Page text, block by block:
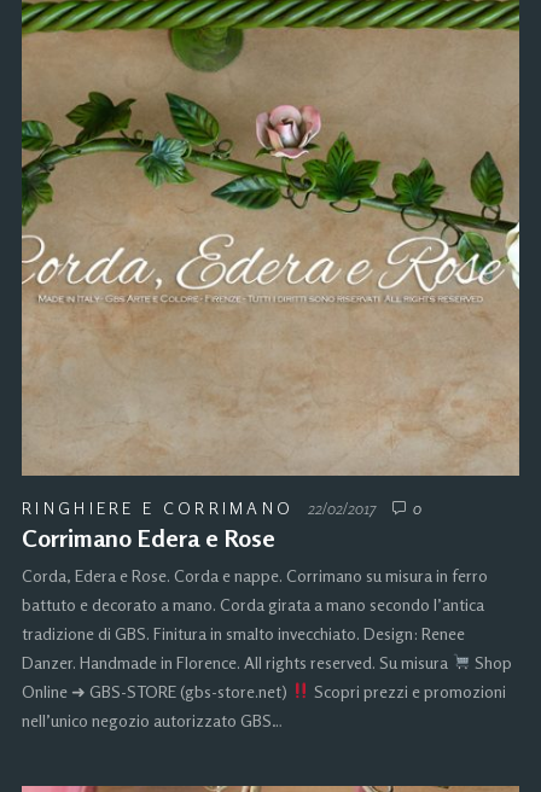
RINGHIERE E CORRIMANO 22/02/2017 0
Corrimano Edera e Rose
Corda, Edera e Rose. Corda e nappe. Corrimano su misura in ferro
battuto e decorato a mano. Corda girata a mano secondo l’antica
tradizione di GBS. Finitura in smalto invecchiato. Design: Renee
Danzer. Handmade in Florence. All rights reserved. Su misura
Shop
Online ➜ GBS-STORE (gbs-store.net)
Scopri prezzi e promozioni
nell’unico negozio autorizzato GBS…